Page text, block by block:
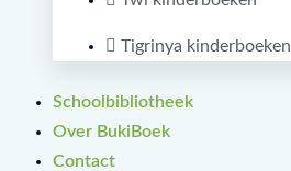
Tigrinya kinderboeken
Schoolbibliotheek
Over BukiBoek
Contact